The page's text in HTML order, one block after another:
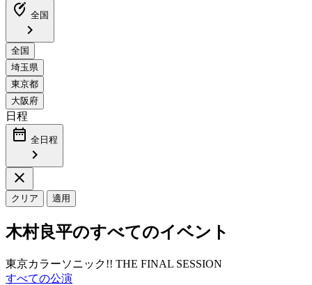
edit_location_alt 全国
chevron_right
日程
date_range 全日程
chevron_right
close
クリア 適用
木村良平のすべてのイベント
東京カラーソニック!! THE FINAL SESSION
すべての公演